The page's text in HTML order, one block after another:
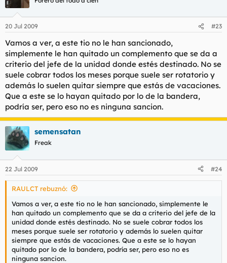
20 Jul 2009 #23
Vamos a ver, a este tio no le han sancionado,
simplemente le han quitado un complemento que se da a
criterio del jefe de la unidad donde estés destinado. No se
suele cobrar todos los meses porque suele ser rotatorio y
además lo suelen quitar siempre que estás de vacaciones.
Que a este se lo hayan quitado por lo de la bandera,
podría ser, pero eso no es ninguna sancion.
semensatan
Freak
22 Jul 2009 #24
RAULCT rebuznó:
Vamos a ver, a este tio no le han sancionado, simplemente le
han quitado un complemento que se da a criterio del jefe de la
unidad donde estés destinado. No se suele cobrar todos los
meses porque suele ser rotatorio y además lo suelen quitar
siempre que estás de vacaciones. Que a este se lo hayan
quitado por lo de la bandera, podría ser, pero eso no es
ninguna sancion.